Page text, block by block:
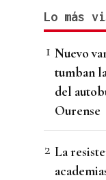
Lo más
Nuevo
tumban
del
Ourense
La